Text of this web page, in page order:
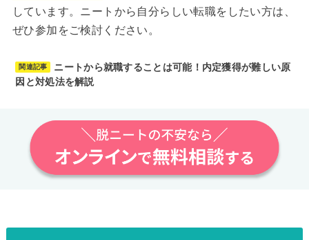
しています。ニートから自分らしい転職をしたい方は、
ぜひ参加をご検討ください。
関連記事
ニートから就職することは可能！内定獲得が難しい原
因と対処法を解説